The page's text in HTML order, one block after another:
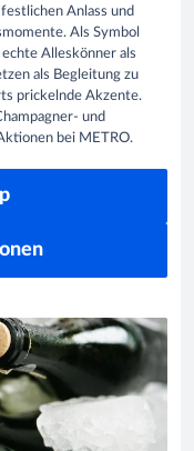
Anlass und
Als Symbol
Alleskönner als
als Begleitung zu
prickelnde Akzente.
und
bei METRO.